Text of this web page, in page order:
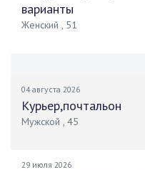
варианты
Женский , 51
04 августа 2026
Курьер,почтальон
Мужской , 45
29 июля 2026